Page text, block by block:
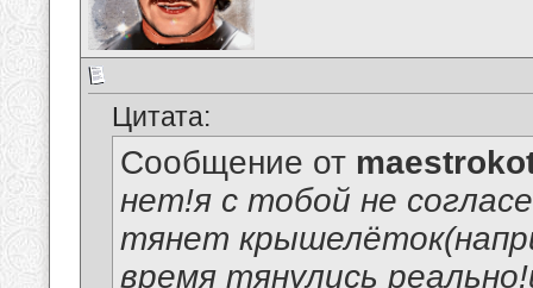
Цитата:
Сообщение от
нет!я с тобой не
тянет
время тянулись